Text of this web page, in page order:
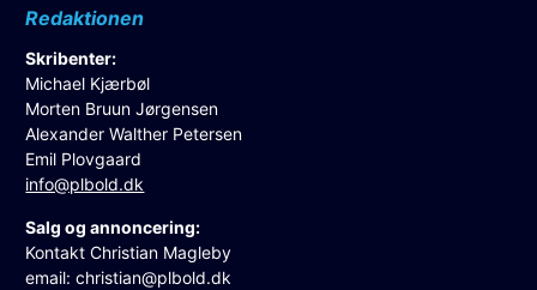
Redaktionen
Skribenter:
Michael Kjærbøl
Morten Bruun Jørgensen
Alexander Walther Petersen
Emil Plovgaard
info@plbold.dk
Salg og annoncering:
Kontakt Christian Magleby
email:christian@plbold.dk